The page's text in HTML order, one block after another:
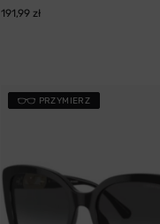
191,99 zł
PRZYMIERZ